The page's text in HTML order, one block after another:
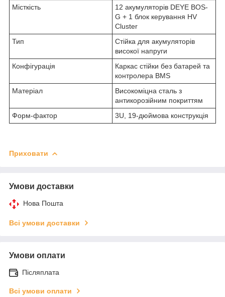
Місткість
12 акумуляторів DEYE BOS-
G + 1 блок керування HV
Cluster
Тип
Стійка для акумуляторів
високої напруги
Конфігурація
Каркас стійки без батарей та
контролера BMS
Матеріал
Високоміцна сталь з
антикорозійним покриттям
Форм-фактор
3U, 19-дюймова конструкція
Приховати
Умови доставки
Нова Пошта
Всі умови доставки
Умови оплати
Післяплата
Всі умови оплати